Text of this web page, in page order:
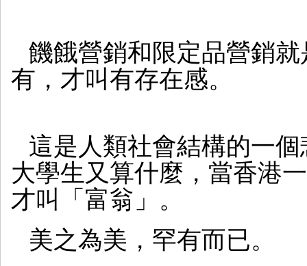
饑餓營銷和限定品營銷
有，才叫有存在感。
這是人類社會結構的一
大學生又算什麼，當香港
才叫「富翁」。
美之為美，罕有而已。